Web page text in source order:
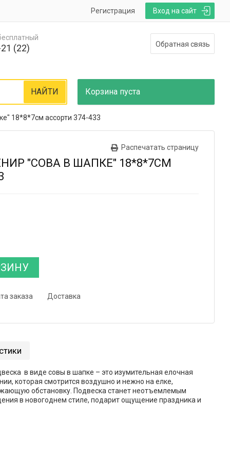
Вход на сайт
Регистрация
(22) Обратная связь
Корзина пуста
НАЙТИ
18*8*7см ассорти 374-433
Распечатать страницу
"СОВА В ШАПКЕ" 18*8*7СМ
заказа Доставка
в виде совы в шапке – это изумительная елочная
которая смотрится воздушно и нежно на елке,
обстановку. Подвеска станет неотъемлемым
в новогоднем стиле, подарит ощущение праздника и